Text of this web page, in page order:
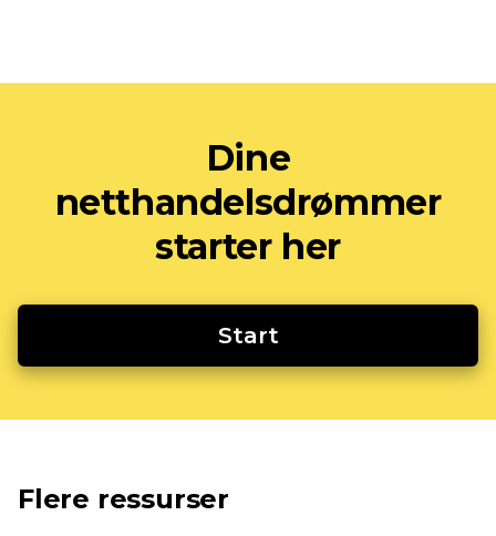
Dine
netthandelsdrømmer
starter her
Start
Flere ressurser